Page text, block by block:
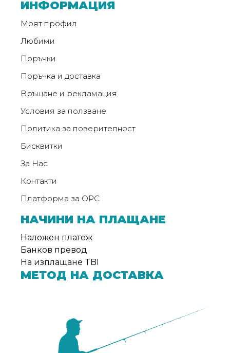
ИНФОРМАЦИЯ
Моят профил
Любими
Поръчки
Поръчка и доставка
Връщане и рекламация
Условия за ползване
Политика за поверителност
Бисквитки
За Нас
Контакти
Платформа за ОРС
НАЧИНИ НА ПЛАЩАНЕ
Наложен платеж
Банков превод
На изплащане TBI
МЕТОД НА ДОСТАВКА